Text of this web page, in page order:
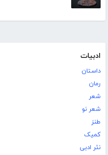
ادبیات
داستان
رمان
شعر
شعر نو
طنز
کمیک
نثر ادبی